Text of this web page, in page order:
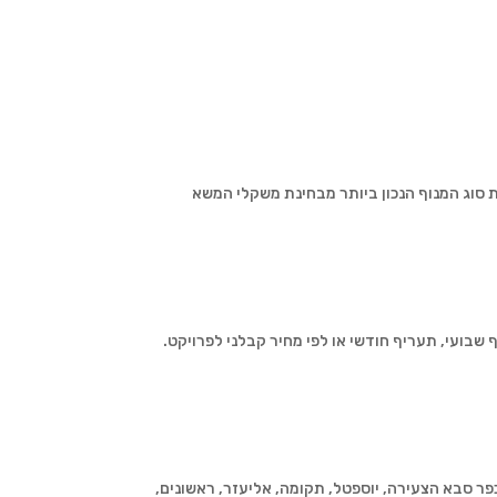
המנוף הנכון ביותר מבחינת משקלי המשא
תעריף חודשי או לפי מחיר קבלני לפרויקט.
סבא הצעירה, יוספטל, תקומה, אליעזר, ראשונים,